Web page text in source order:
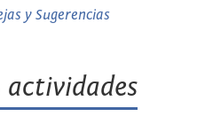
y Sugerencias
actividades